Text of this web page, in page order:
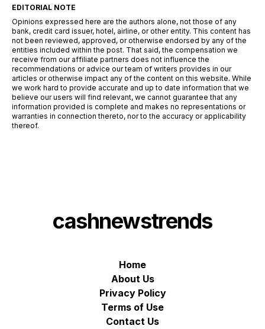
EDITORIAL NOTE
Opinions expressed here are the authors alone, not those of any
bank, credit card issuer, hotel, airline, or other entity. This content has
not been reviewed, approved, or otherwise endorsed by any of the
entities included within the post. That said, the compensation we
receive from our affiliate partners does not influence the
recommendations or advice our team of writers provides in our
articles or otherwise impact any of the content on this website. While
we work hard to provide accurate and up to date information that we
believe our users will find relevant, we cannot guarantee that any
information provided is complete and makes no representations or
warranties in connection thereto, nor to the accuracy or applicability
thereof.
cashnewstrends
Home
About Us
Privacy Policy
Terms of Use
Contact Us